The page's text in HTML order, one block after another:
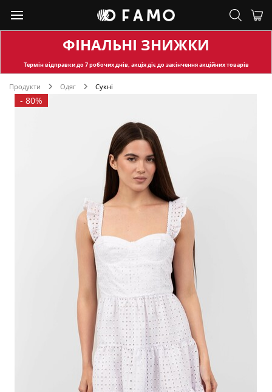
ФІНАЛЬНІ ЗНИЖКИ
Термін відправкидо 7 робочих днів, акція діє до закінчення акційних товарів
Продукти Одяг Сукні
- 80%